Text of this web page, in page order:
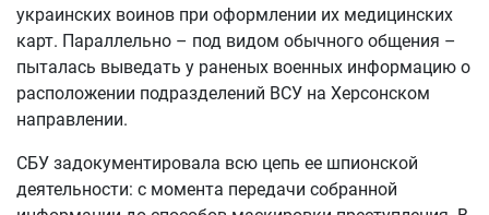
украинских воинов при оформлении их медицинских
карт. Параллельно – под видом обычного общения –
пыталась выведать у раненых военных информацию о
расположении подразделений ВСУ на Херсонском
направлении.
СБУ задокументировала всю цепь ее шпионской
деятельности: с момента передачи собранной